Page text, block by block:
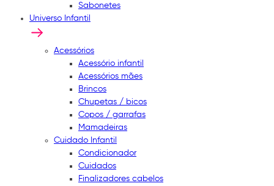
Sabonetes
Universo Infantil
Acessórios
Acessório infantil
Acessórios mães
Brincos
Chupetas / bicos
Copos / garrafas
Mamadeiras
Cuidado Infantil
Condicionador
Cuidados
Finalizadores cabelos